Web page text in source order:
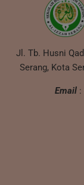
Jl. Tb. Husni
Serang, Kota
Email: